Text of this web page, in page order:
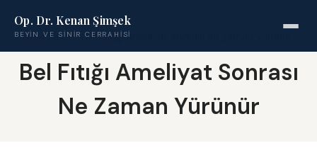
Op. Dr. Kenan Şimşek
BEYIN VE SINIR CERRAHISI
Ana Sayfa-bel fıtığı ameliyat sonrası ne zaman yürünür
Bel Fıtığı Ameliyat Sonrası
Ne Zaman Yürünür